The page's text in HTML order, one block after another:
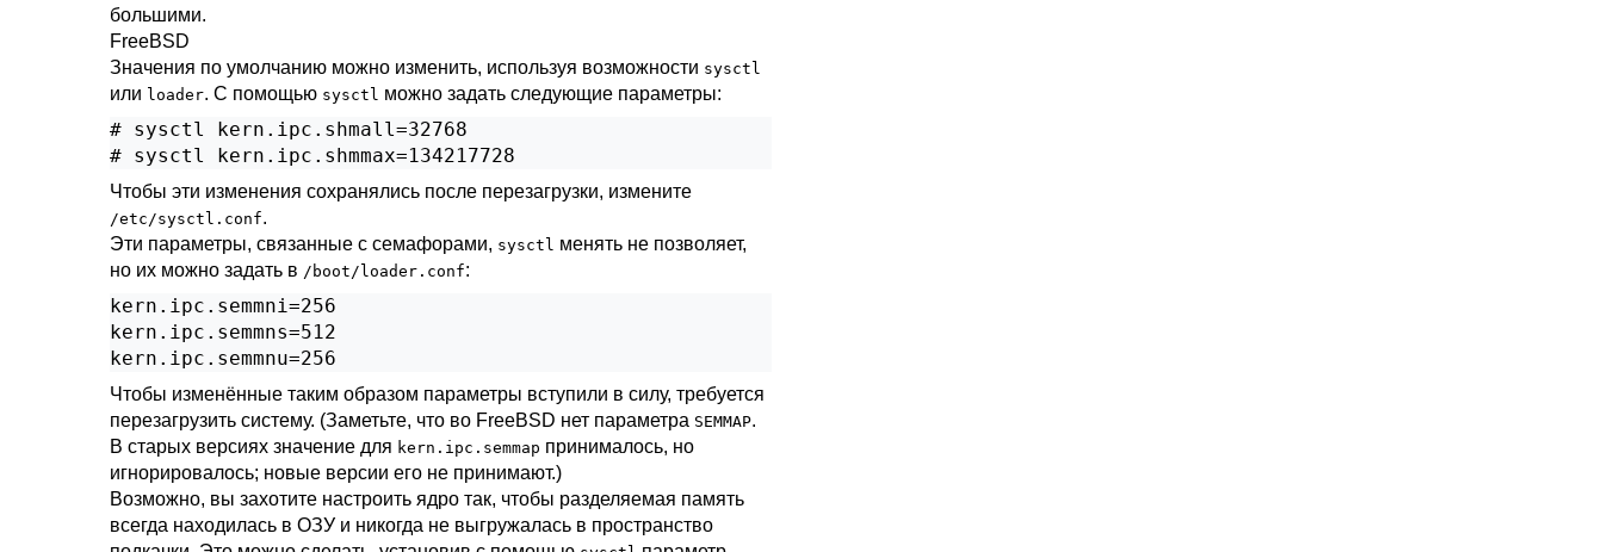
большими.
FreeBSD
Значения по умолчанию можно изменить, используя возможности sysctl
или loader. С помощью sysctl можно задать следующие параметры:
# sysctl kern.ipc.shmall=32768
# sysctl kern.ipc.shmmax=134217728
Чтобы эти изменения сохранялись после перезагрузки, измените
/etc/sysctl.conf.
Эти параметры, связанные с семафорами, sysctl менять не позволяет,
но их можно задать в /boot/loader.conf:
kern.ipc.semmni=256
kern.ipc.semmns=512
kern.ipc.semmnu=256
Чтобы изменённые таким образом параметры вступили в силу, требуется
перезагрузить систему. (Заметьте, что во FreeBSD нет параметра SEMMAP.
В старых версиях значение для kern.ipc.semmap принималось, но
игнорировалось; новые версии его не принимают.)
Возможно, вы захотите настроить ядро так, чтобы разделяемая память
всегда находилась в ОЗУ и никогда не выгружалась в пространство